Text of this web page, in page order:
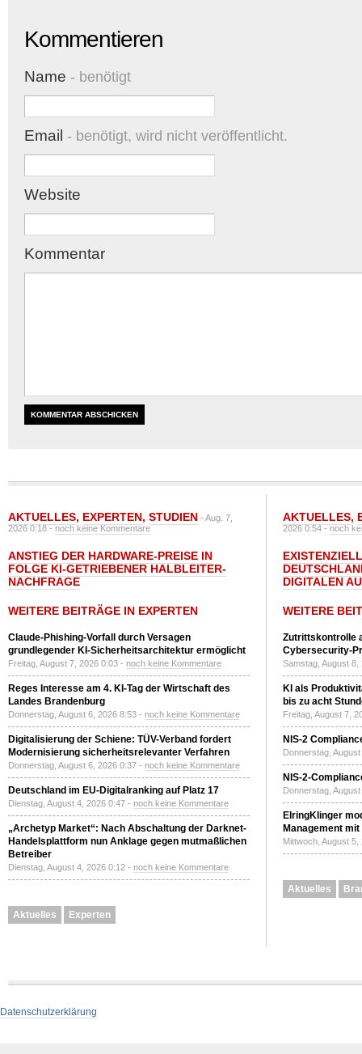
Kommentieren
Name - benötigt
Email - benötigt, wird nicht veröffentlicht.
Website
Kommentar
AKTUELLES, EXPERTEN, STUDIEN - Aug. 7,
2026 0:18 -noch keine Kommentare
ANSTIEG DER HARDWARE-PREISE IN
FOLGE KI-GETRIEBENER HALBLEITER-
NACHFRAGE
WEITERE BEITRÄGE IN EXPERTEN
Claude-Phishing-Vorfall durch Versagen
grundlegender KI-Sicherheitsarchitektur ermöglicht
Freitag, August 7, 2026 0:03 - noch keine Kommentare
Reges Interesse am 4. KI-Tag der Wirtschaft des
Landes Brandenburg
Donnerstag, August 6, 2026 8:53 - noch keine Kommentare
Digitalisierung der Schiene: TÜV-Verband fordert
Modernisierung sicherheitsrelevanter Verfahren
Donnerstag, August 6, 2026 0:37 - noch keine Kommentare
Deutschland im EU-Digitalranking auf Platz 17
Dienstag, August 4, 2026 0:47 - noch keine Kommentare
„Archetyp Market“: Nach Abschaltung der Darknet-
Handelsplattform nun Anklage gegen mutmaßlichen
Betreiber
Dienstag, August 4, 2026 0:12 - noch keine Kommentare
Aktuelles Experten
AKTUELLES,
2026 0:54 -noch
DIGITALEN
WEITERE
Zutrittskontrolle
Cybersecurity-
Samstag, August
KI als
bis zu acht
Freitag, August 7,
NIS-2
Donnerstag,
NIS-2-
Donnerstag,
ElringKlinger
Management
Mittwoch, August
Aktuelles
Datenschutzerklärung